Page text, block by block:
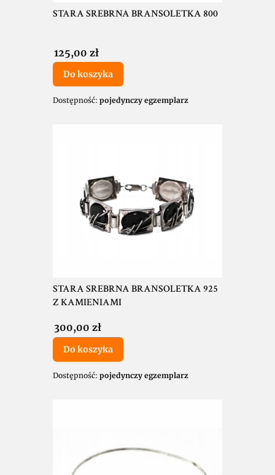
STARA SREBRNA BRANSOLETKA 800
Cena
125,00 zł
Do koszyka
Dostępność: pojedynczy egzemplarz
STARA SREBRNA BRANSOLETKA 925
Z KAMIENIAMI
Cena
300,00 zł
Do koszyka
Dostępność: pojedynczy egzemplarz